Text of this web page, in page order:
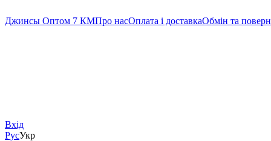
Джинсы Оптом 7 КМПро насОплата і доставкаОбмін та
Вхід
РусУкр